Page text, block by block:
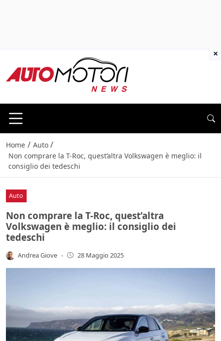
Home / Auto /
Non comprare la T-Roc, quest’altra Volkswagen è meglio: il
consiglio dei tedeschi
Auto
Non comprare la T-Roc, quest’altra
Volkswagen è meglio: il consiglio dei
tedeschi
Andrea Giove - 28 Maggio 2025
×